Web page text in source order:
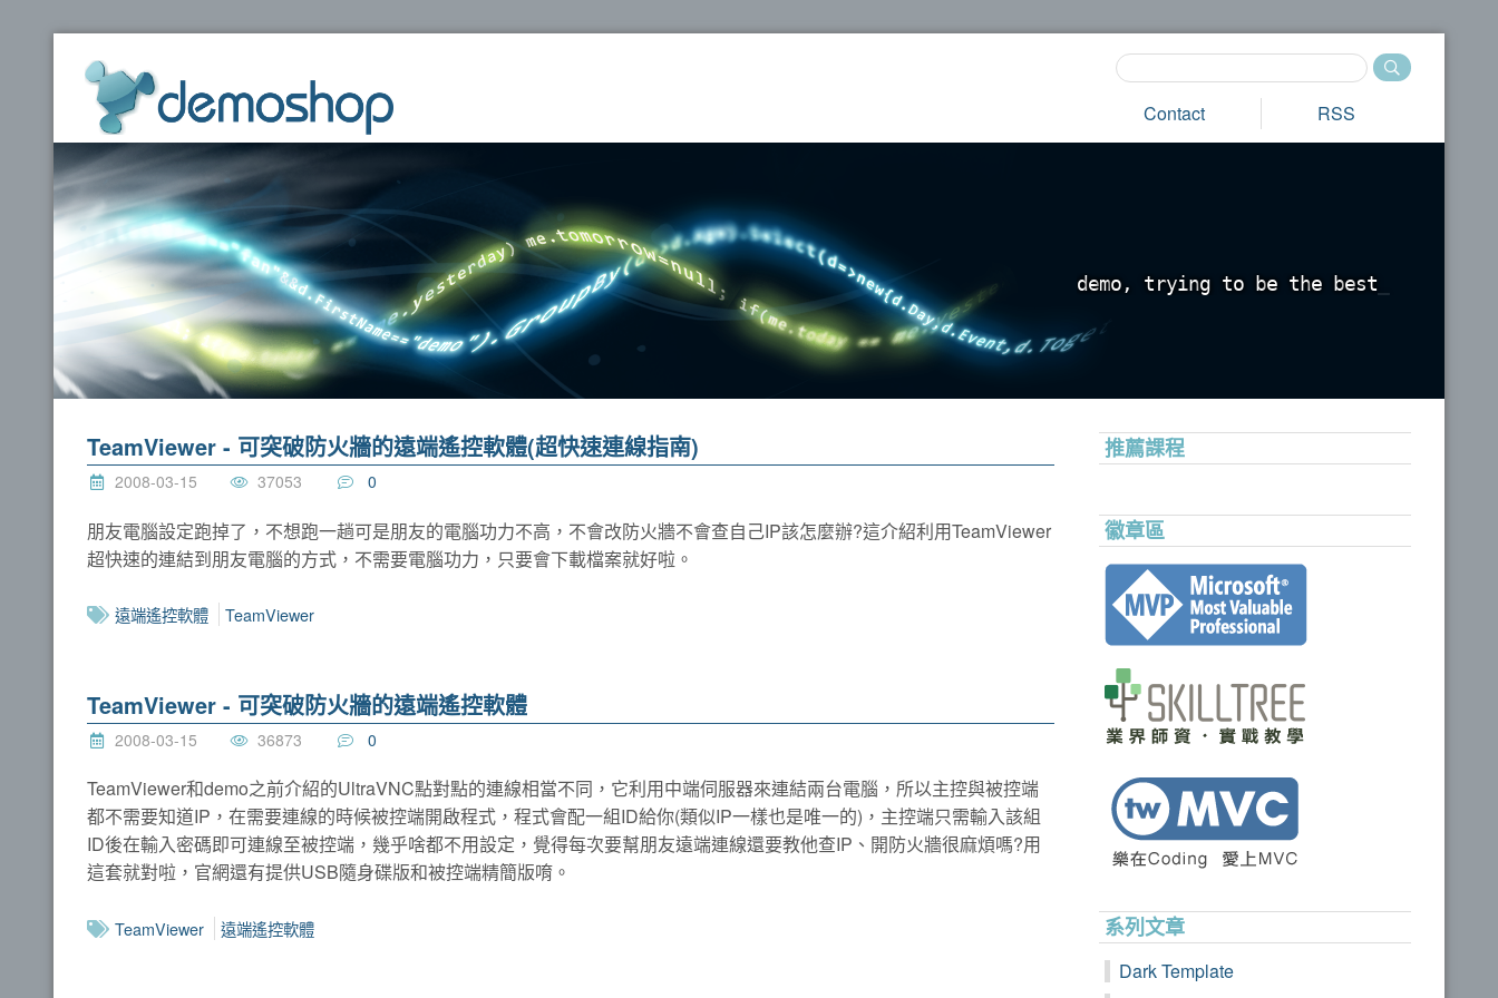
Contact RSS
demo , t rying to be t he best
TeamViewer - 可突破防火牆的遠端遙控軟體(超快速連線指南)
2008-03-15 37053 0
朋友電腦設定跑掉了，不想跑一趟可是朋友的電腦功力不高，不會改防火牆不會查自己IP該怎麼辦?這介紹利用TeamViewer
超快速的連結到朋友電腦的方式，不需要電腦功力，只要會下載檔案就好啦。
遠端遙控軟體 TeamViewer
TeamViewer - 可突破防火牆的遠端遙控軟體
2008-03-15 36873 0
TeamViewer和demo之前介紹的UltraVNC點對點的連線相當不同，它利用中端伺服器來連結兩台電腦，所以主控與被控端
都不需要知道IP，在需要連線的時候被控端開啟程式，程式會配一組ID給你(類似IP一樣也是唯一的)，主控端只需輸入該組
ID後在輸入密碼即可連線至被控端，幾乎啥都不用設定，覺得每次要幫朋友遠端連線還要教他查IP、開防火牆很麻煩嗎?用
這套就對啦，官網還有提供USB隨身碟版和被控端精簡版唷。
TeamViewer 遠端遙控軟體
推薦課程
徽章區
系列文章
Dark Template